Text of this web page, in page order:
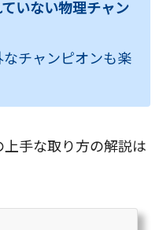
いない物理チャン
チャンピオンも楽
手な取り方の解説は